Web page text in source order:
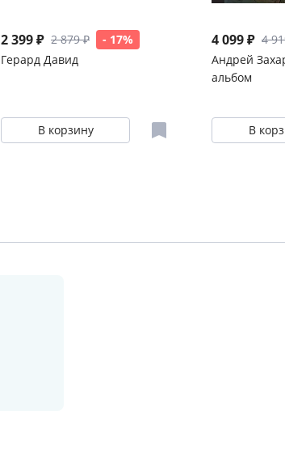
2 399 ₽ 2 879 ₽
- 17%
Герард Давид
В корзину
4 099 ₽ 4
Андрей
альбом
В